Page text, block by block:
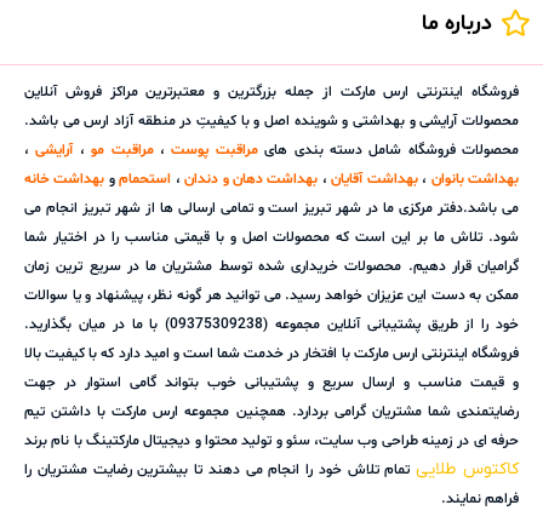
درباره ما
فروشگاه اینترنتی ارس مارکت از جمله بزرگترین و معتبرترین مراکز فروش آنلاین
محصولات آرایشی و بهداشتی و شوینده اصل و با کیفیتِ در منطقه آزاد ارس می باشد.
محصولات فروشگاه شامل دسته بندی هایمراقبت پوست،مراقبت مو،آرایشی،
بهداشت بانوان ،بهداشت آقایان، بهداشت دهان و دندان، استحمامو بهداشت خانه
می باشد.دفتر مرکزی ما در شهر تبریز است و تمامی ارسالی ها از شهر تبریز انجام می
شود. تلاش ما بر این است که محصولات اصل و با قیمتی مناسب را در اختیار شما
گرامیان قرار دهیم. محصولات خریداری شده توسط مشتریان ما در سریع ترین زمان
ممکن به دست این عزیزان خواهد رسید. می توانید هر گونه نظر، پیشنهاد و یا سوالات
خود را از طریق پشتیبانی آنلاین مجموعه (09375309238) با ما در میان بگذارید.
فروشگاه اینترنتی ارس مارکت با افتخار در خدمت شما است و امید دارد که با کیفیت بالا
و قیمت مناسب و ارسال سریع و پشتیبانی خوب بتواند گامی استوار در جهت
رضایتمندی شما مشتریان گرامی بردارد. همچنین مجموعه ارس مارکت با داشتن تیم
حرفه ای در زمینه طراحی وب سایت، سئو و تولید محتوا و دیجیتال مارکتینگ با نام برند
کاکتوس طلاییتمام تلاش خود را انجام می دهند تا بیشترین رضایت مشتریان را
فراهم نمایند.